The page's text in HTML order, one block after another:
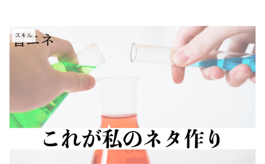
スキル